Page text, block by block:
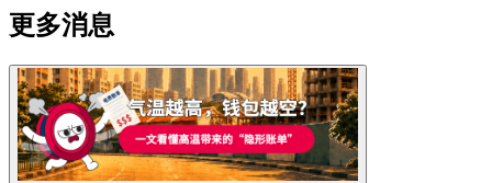
更多消息